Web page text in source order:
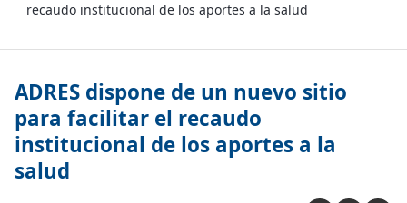
recaudo institucional de los aportes a la salud
ADRES dispone de un nuevo sitio
para facilitar el recaudo
institucional de los aportes a la
salud